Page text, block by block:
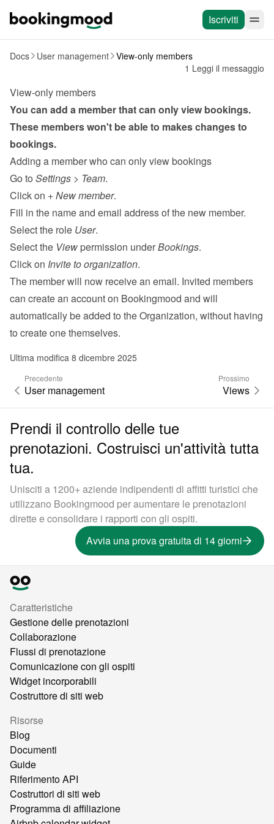
Iscriviti
Docs User management View-only members
1 Leggi il messaggio
View-only members
You can add a member that can only view bookings.
These members won't be able to makes changes to
bookings.
Adding a member who can only view bookings
Go to Settings > Team.
Click on + New member.
Fill in the name and email address of the new member.
Select the role User.
Select the View permission under Bookings.
Click on Invite to organization.
The member will now receive an email. Invited members
can create an account on Bookingmood and will
automatically be added to the Organization, without having
to create one themselves.
Ultima modifica 8 dicembre 2025
Precedente
User management
Prossimo
Views
Prendi il controllo delle tue
prenotazioni. Costruisci un'attività tutta
tua.
Unisciti a 1200+ aziende indipendenti di affitti turistici che
utilizzano Bookingmood per aumentare le prenotazioni
dirette e consolidare i rapporti con gli ospiti.
Avvia una prova gratuita di 14 giorni
Caratteristiche
Gestione delle prenotazioni
Collaborazione
Flussi di prenotazione
Comunicazione con gli ospiti
Widget incorporabili
Costruttore di siti web
Risorse
Blog
Documenti
Guide
Riferimento API
Costruttori di siti web
Programma di affiliazione